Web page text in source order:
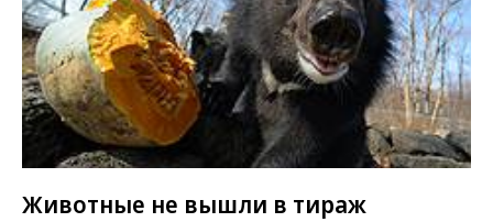
Животные не вышли в тираж